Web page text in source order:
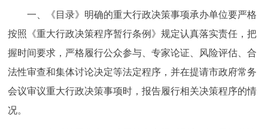
走进北京
十六区概览 人文北京
绿色北京 图说北京 视频北京
一、《目录》明确的重大行政决策事项承办单位要严格
按照《重大行政决策程序暂行条例》规定认真落实责任，把
握时间要求，严格履行公众参与、专家论证、风险评估、合
法性审查和集体讨论决定等法定程序，并在提请市政府常务
会议审议重大行政决策事项时，报告履行相关决策程序的情
况。